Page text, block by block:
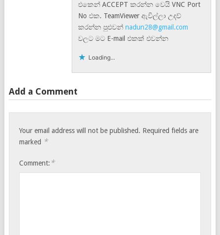
එකෙන් ACCEPT කරන්න වෙයි VNC Port
No එක. TeamViewer ඇවිල්ලා උදව්
කරන්න පුළුවන්nadun28@gmail.com
වලට මට E-mail එකක් එවන්න
Loading...
Add a Comment
Your email address will not be published. Required fields are
marked *
Comment: *